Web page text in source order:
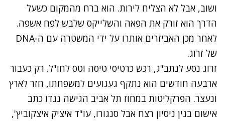
ושוב, אבל לא הצליח לירות. הוא ברח מהמקום כשעל
הדרך הוא זורק את הפאה והשלייקס שלבש לפח אשפה.
לאחר מכן האביזרים אותרו על ידי המשטרה עם ה-DNA
של זרוג.
זרוג נסע לנתב"ג, רכש כרטיסי טיסה וטס לחו"ל. רק כעבור
ארבעה חודשים הוא נתקף געגועים למשפחתו, חזר לארץ
ונעצר. הפרקליטות במחוז תל אביב הגישה נגדו כתב
אישום בגין ניסיון רצח אבל סנגורו, עו"ד איציק איצקוביץ',